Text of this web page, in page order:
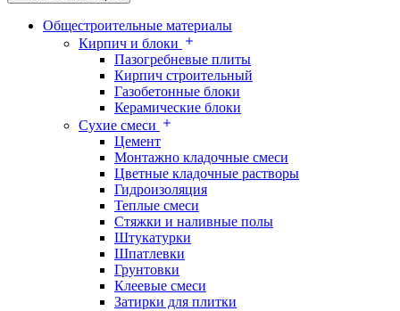
Общестроительные материалы
Кирпич и блоки
Пазогребневые плиты
Кирпич строительный
Газобетонные блоки
Керамические блоки
Сухие смеси
Цемент
Монтажно кладочные смеси
Цветные кладочные растворы
Гидроизоляция
Теплые смеси
Стяжки и наливные полы
Штукатурки
Шпатлевки
Грунтовки
Клеевые смеси
Затирки для плитки